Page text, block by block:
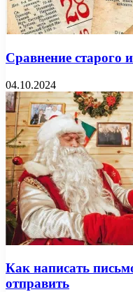
Сравнение старого
04.10.2024
Как написать
отправить